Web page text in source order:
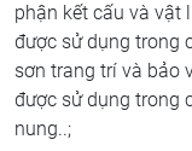
phận kết cấu và vật
được sử dụng trong
sơn trang trí và bảo
được sử dụng trong
nung..;